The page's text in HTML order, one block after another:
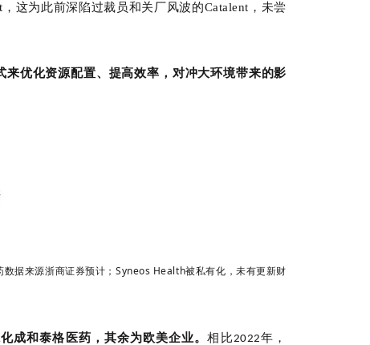
这为此前深陷过裁员和关厂风波的Catalent，未尝
优化资源配置、提高效率，对冲大环境带来的影
据来源浙商证券预计；Syneos Health被私有化，未有更新财
成和泰格医药 ，其余为欧美企业。相比2022年，